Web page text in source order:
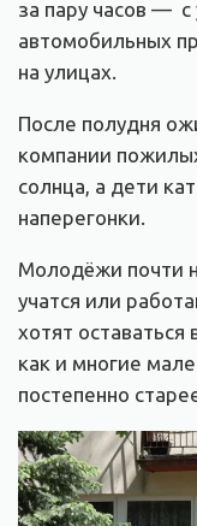
за пару часов — с
автомобильных
на улицах.
После полудня
компании
солнца, а дети
наперегонки.
Молодёжи почти
учатся или
хотят
как и многие
постепенно